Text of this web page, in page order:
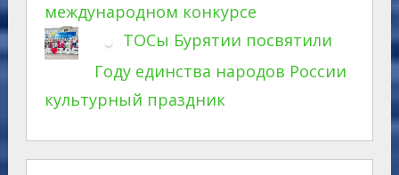
международном конкурсе
ТОСы Бурятии посвятили
Году единства народов России
культурный праздник